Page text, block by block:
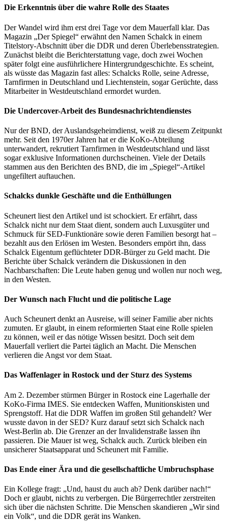
Die Erkenntnis über die wahre Rolle des Staates
Der Wandel wird ihm erst drei Tage vor dem Mauerfall klar. Das
Magazin „Der Spiegel“ erwähnt den Namen Schalck in einem
Titelstory-Abschnitt über die DDR und deren Überlebensstrategien.
Zunächst bleibt die Berichterstattung vage, doch zwei Wochen
später folgt eine ausführlichere Hintergrundgeschichte. Es scheint,
als wüsste das Magazin fast alles: Schalcks Rolle, seine Adresse,
Tarnfirmen in Deutschland und Liechtenstein, sogar Gerüchte, dass
Mitarbeiter in Westdeutschland ermordet wurden.
Die Undercover-Arbeit des Bundesnachrichtendienstes
Nur der BND, der Auslandsgeheimdienst, weiß zu diesem Zeitpunkt
mehr. Seit den 1970er Jahren hat er die KoKo-Abteilung
unterwandert, rekrutiert Tarnfirmen in Westdeutschland und lässt
sogar exklusive Informationen durchscheinen. Viele der Details
stammen aus den Berichten des BND, die im „Spiegel“-Artikel
ungefiltert auftauchen.
Schalcks dunkle Geschäfte und die Enthüllungen
Scheunert liest den Artikel und ist schockiert. Er erfährt, dass
Schalck nicht nur dem Staat dient, sondern auch Luxusgüter und
Schmuck für SED-Funktionäre sowie deren Familien besorgt hat –
bezahlt aus den Erlösen im Westen. Besonders empört ihn, dass
Schalck Eigentum geflüchteter DDR-Bürger zu Geld macht. Die
Berichte über Schalck verändern die Diskussionen in den
Nachbarschaften: Die Leute haben genug und wollen nur noch weg,
in den Westen.
Der Wunsch nach Flucht und die politische Lage
Auch Scheunert denkt an Ausreise, will seiner Familie aber nichts
zumuten. Er glaubt, in einem reformierten Staat eine Rolle spielen
zu können, weil er das nötige Wissen besitzt. Doch seit dem
Mauerfall verliert die Partei täglich an Macht. Die Menschen
verlieren die Angst vor dem Staat.
Das Waffenlager in Rostock und der Sturz des Systems
Am 2. Dezember stürmen Bürger in Rostock eine Lagerhalle der
KoKo-Firma IMES. Sie entdecken Waffen, Munitionskisten und
Sprengstoff. Hat die DDR Waffen im großen Stil gehandelt? Wer
wusste davon in der SED? Kurz darauf setzt sich Schalck nach
West-Berlin ab. Die Grenzer an der Invalidenstraße lassen ihn
passieren. Die Mauer ist weg, Schalck auch. Zurück bleiben ein
unsicherer Staatsapparat und Scheunert mit Familie.
Das Ende einer Ära und die gesellschaftliche Umbruchsphase
Ein Kollege fragt: „Und, haust du auch ab? Denk darüber nach!“
Doch er glaubt, nichts zu verbergen. Die Bürgerrechtler zerstreiten
sich über die nächsten Schritte. Die Menschen skandieren „Wir sind
ein Volk“, und die DDR gerät ins Wanken.